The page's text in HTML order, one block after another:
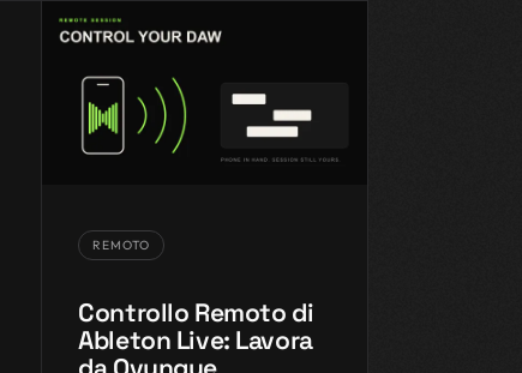
REMOTO
Controllo Remoto di
Ableton Live: Lavora